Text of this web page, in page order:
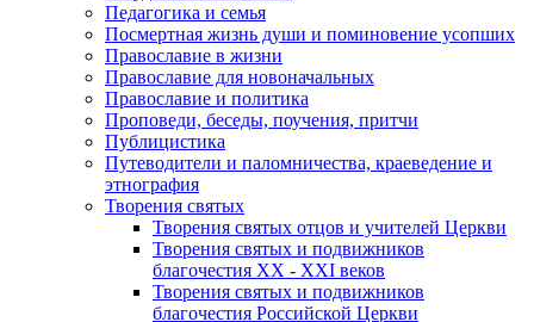
Педагогика и семья
Посмертная жизнь души и поминовение усопших
Православие в жизни
Православие для новоначальных
Православие и политика
Проповеди, беседы, поучения, притчи
Публицистика
Путеводители и паломничества, краеведение и
этнография
Творения святых
Творения святых отцов и учителей Церкви
Творения святых и подвижников
благочестия ХХ - ХХI веков
Творения святых и подвижников
благочестия Российской Церкви